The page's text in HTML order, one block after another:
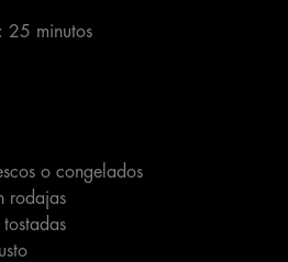
25 minutos
o congelados
rodajas